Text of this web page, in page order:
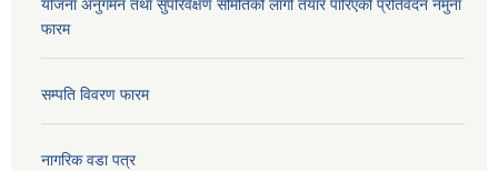
योजना अनुगमन तथा सुपरिवेक्षण समितिको लागी तयार पारिएको प्रतिवेदन नमुना
फारम
सम्पति विवरण फारम
नागरिक वडा पत्र